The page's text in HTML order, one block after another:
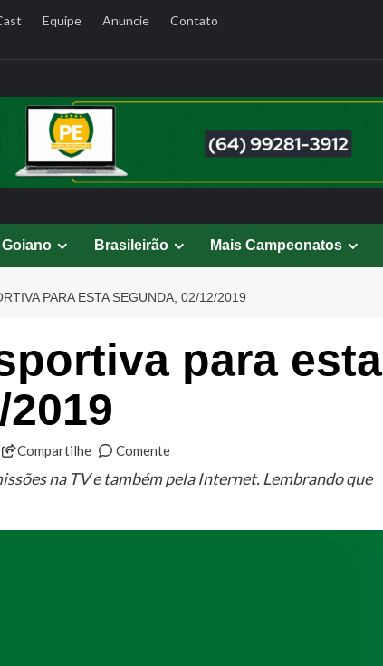
Equipe Anuncie Contato
Brasileirão Mais Campeonatos
PARA ESTA SEGUNDA, 02/12/2019
para esta
Compartilhe Comente
na TV e também pela Internet. Lembrando que